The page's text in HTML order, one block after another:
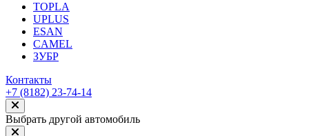
TOPLA
UPLUS
ESAN
CAMEL
ЗУБР
Контакты
+7 (8182) 23-74-14
Выбрать другой автомобиль